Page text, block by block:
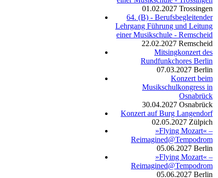
01.02.2027 Trossingen
64. (B) - Berufsbegleitender
Lehrgang Führung und Leitung
einer Musikschule - Remscheid
22.02.2027 Remscheid
Mitsingkonzert des
Rundfunkchores Berlin
07.03.2027 Berlin
Konzert beim
Musikschulkongress in
Osnabrück
30.04.2027 Osnabrück
Konzert auf Burg Langendorf
02.05.2027 Zülpich
»Flying Mozart« –
Reimagined@Tempodrom
05.06.2027 Berlin
»Flying Mozart« –
Reimagined@Tempodrom
05.06.2027 Berlin